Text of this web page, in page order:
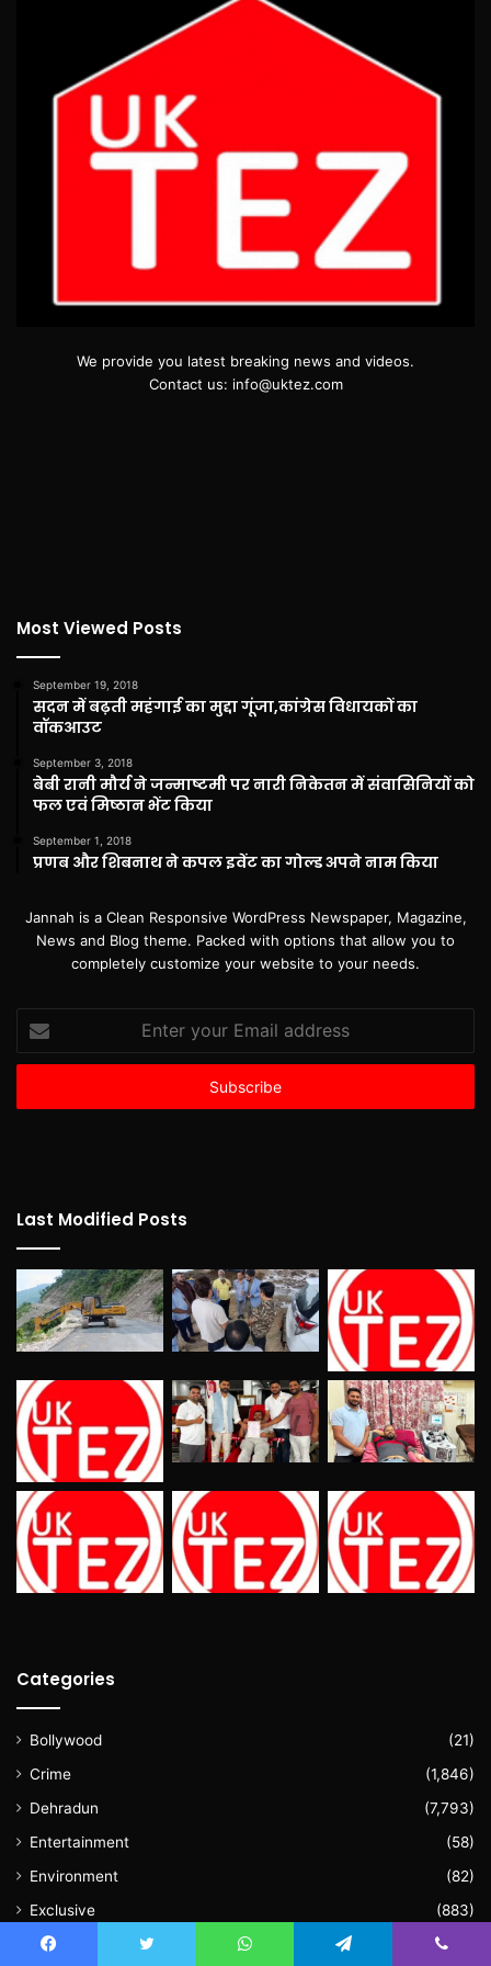
We provide you latest breaking news and videos.
Contact us: info@uktez.com
Most Viewed Posts
September 19, 2018
सदन में बढ़ती महंगाई का मुद्दा गूंजा,कांग्रेस विधायकों का
वॉकआउट
September 3, 2018
बेबी रानी मौर्य ने जन्माष्टमी पर नारी निकेतन में संवासिनियों को
फल एवं मिष्ठान भेंट किया
September 1, 2018
प्रणब और शिबनाथ ने कपल इवेंट का गोल्ड अपने नाम किया
Jannah is a Clean Responsive WordPress Newspaper, Magazine,
News and Blog theme. Packed with options that allow you to
completely customize your website to your needs.
Enter
your
Email
Last Modified Posts
Categories
Bollywood
(21)
Crime
(1,846)
Dehradun
(7,793)
Entertainment
(58)
Environment
(82)
Exclusive
(883)
Featured
(28)